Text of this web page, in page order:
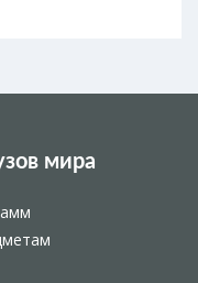
мира